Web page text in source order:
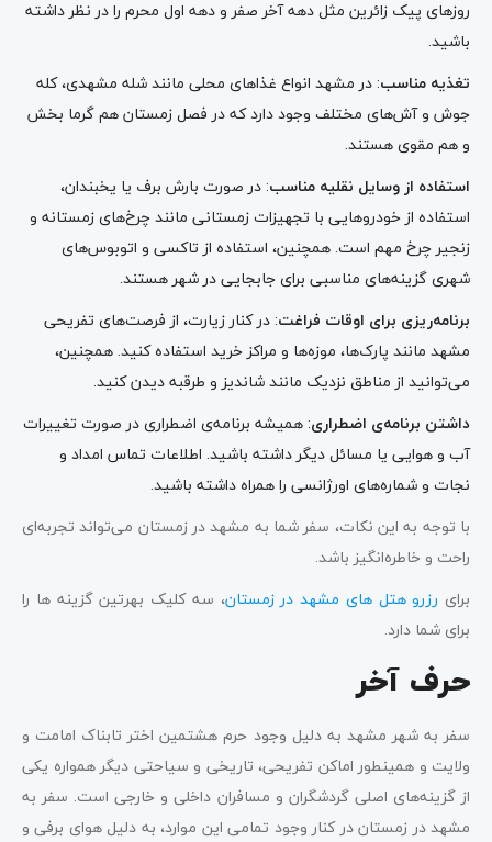
روزهای پیک زائرین مثل دهه آخر صفر و دهه اول محرم را در نظر داشته
باشید.
تغذیه مناسب: در مشهد انواع غذاهای محلی مانند شله مشهدی، کله
جوش و آش‌های مختلف وجود دارد که در فصل زمستان هم گرما بخش
و هم مقوی هستند.
استفاده از وسایل نقلیه مناسب: در صورت بارش برف یا یخبندان،
استفاده از خودروهایی با تجهیزات زمستانی مانند چرخ‌های زمستانه و
زنجیر چرخ مهم است. همچنین، استفاده از تاکسی و اتوبوس‌های
شهری گزینه‌های مناسبی برای جابجایی در شهر هستند.
برنامه‌ریزی برای اوقات فراغت: در کنار زیارت، از فرصت‌های تفریحی
مشهد مانند پارک‌ها، موزه‌ها و مراکز خرید استفاده کنید. همچنین،
می‌توانید از مناطق نزدیک مانند شاندیز و طرقبه دیدن کنید.
داشتن برنامه‌ی اضطراری: همیشه برنامه‌ی اضطراری در صورت تغییرات
آب و هوایی یا مسائل دیگر داشته باشید. اطلاعات تماس امداد و
نجات و شماره‌های اورژانسی را همراه داشته باشید.
با توجه به این نکات، سفر شما به مشهد در زمستان می‌تواند تجربه‌ای
راحت و خاطره‌انگیز باشد.
برای رزرو هتل های مشهد در زمستان، سه کلیک بهرتین گزینه ها را
برای شما دارد.
حرف آخر
سفر به شهر مشهد به دلیل وجود حرم هشتمین اختر تابناک امامت و
ولایت و همینطور اماکن تفریحی، تاریخی و سیاحتی دیگر همواره یکی
از گزینه‌های اصلی گردشگران و مسافران داخلی و خارجی است. سفر به
مشهد در زمستان در کنار وجود تمامی این موارد، به دلیل هوای برفی و